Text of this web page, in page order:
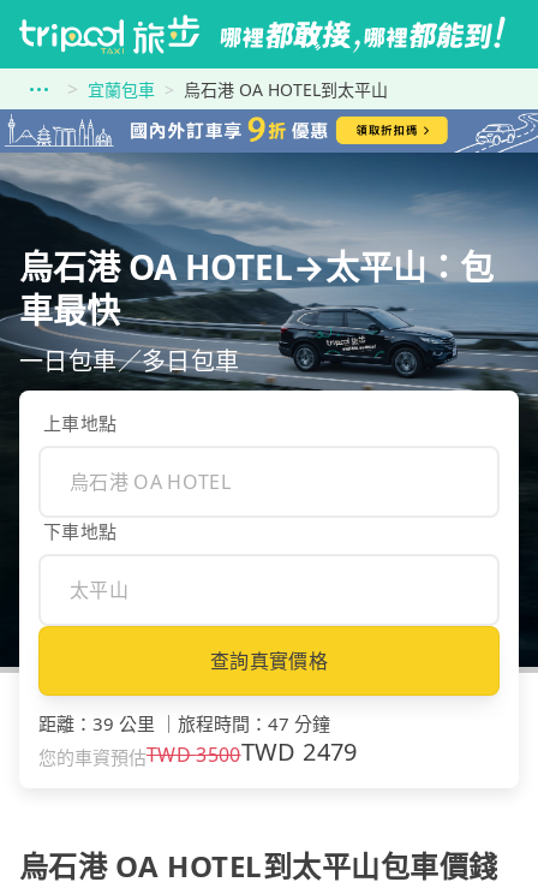
宜蘭包車 烏石港 OA HOTEL到太平山
烏石港 OA HOTEL→太平山：包
車最快
一日包車／多日包車
上車地點
下車地點
查詢真實價格
距離 ： 39 公里 旅程時間 ： 47 分鐘
您的車資預估TWD3500TWD 2479
烏石港 OA HOTEL到太平山包車價錢